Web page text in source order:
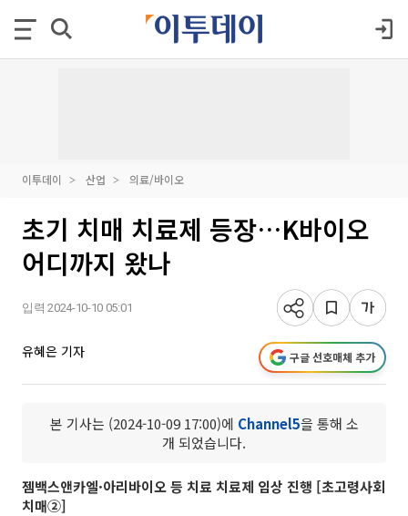
이투데이 산업 의료/바이오
초기 치매 치료제 등장…K바이오
어디까지 왔나
입력 2024-10-10 05:01
유혜은 기자 구글 선호매체 추가
본 기사는 (2024-10-09 17:00)에 Channel5을 통해 소
개 되었습니다.
젬백스앤카엘·아리바이오 등 치료 치료제 임상 진행 [초고령사회
치매②]